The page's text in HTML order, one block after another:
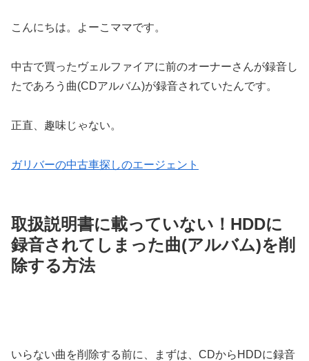
こんにちは。よーこママです。
中古で買ったヴェルファイアに前のオーナーさんが録音し
たであろう曲(CDアルバム)が録音されていたんです。
正直、趣味じゃない。
ガリバーの中古車探しのエージェント
取扱説明書に載っていない！HDDに
録音されてしまった曲(アルバム)を削
除する方法
いらない曲を削除する前に、まずは、CDからHDDに録音